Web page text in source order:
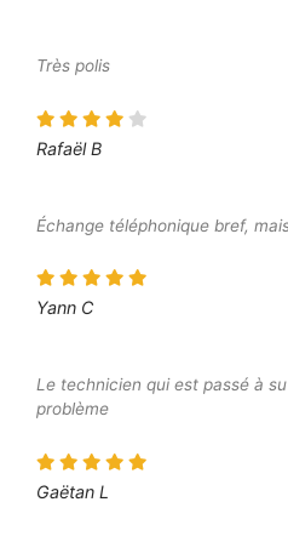
Très polis
Rafaël B
Échange téléphonique bref,
Yann C
Le technicien qui est passé à
problème
Gaëtan L